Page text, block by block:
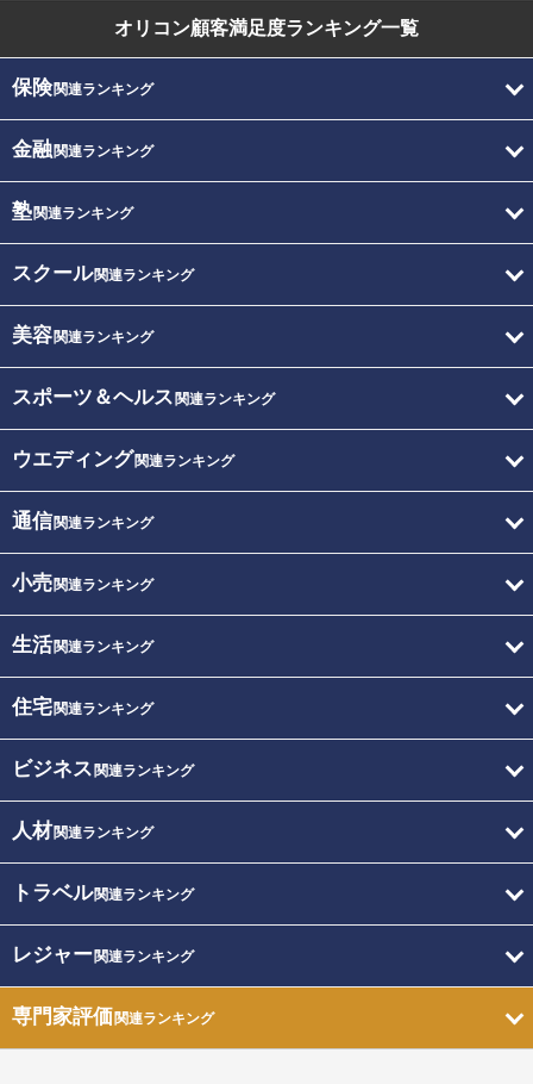
オリコン顧客満足度ランキング一覧
保険関連ランキング
金融関連ランキング
塾関連ランキング
スクール関連ランキング
美容関連ランキング
スポーツ＆ヘルス 関連ランキング
ウエディング関連ランキング
通信関連ランキング
小売関連ランキング
生活関連ランキング
住宅関連ランキング
ビジネス 関連ランキング
人材関連ランキング
トラベル関連ランキング
レジャー関連ランキング
専門家評価関連ランキング